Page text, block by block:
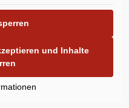
und Inhalte